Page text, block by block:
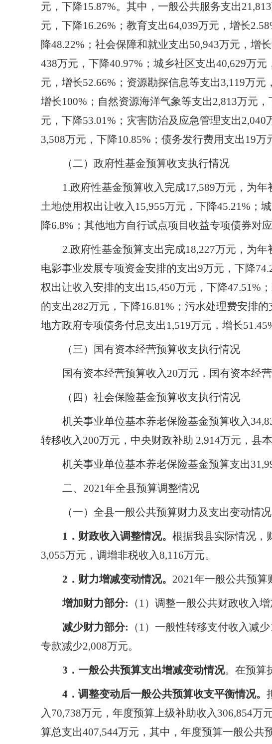
元，下降15.87%。其中，一般公共服务支出
元，下降16.26%；教育支出64,039万元，增长
降48.22%；社会保障和就业支出50,943万元，增
438万元，下降40.97%；城乡社区支出40,629万
元，增长52.66%；资源勘探信息等支出3,119万
增长100%；自然资源海洋气象等支出2,813万元
元，下降53.01%；灾害防治及应急管理支出
3,508万元，下降10.85%；债务发行费用支出19万
（二）政府性基金预算收支执行情况
1.政府性基金预算收入完成17,589万元，为
土地使用权出让收入15,955万元，下降45.21%；
降6.8%；其他地方自行试点项目收益专项债券对
2.政府性基金预算支出完成18,227万元，为
电影事业发展专项资金安排的支出9万元，下降
权出让收入安排的支出15,450万元，下降47.51%
的支出282万元，下降16.81%；污水处理费安排
地方政府专项债务付息支出1,519万元，增长
（三）国有资本经营预算收支执行情况
国有资本经营预算收入20万元，国有资本经
（四）社会保险基金预算收支执行情况
机关事业单位基本养老保险基金预算收入
转移收入200万元，中央财政补助 2,914万元，县
机关事业单位基本养老保险基金预算支出
二、 2021年全县预算调整情况
（一）全县一般公共预算财力及支出变动情况
1 ． 财政收入调整情况。 根据我县实际情况，
3,055万元，调增非税收入8,116万元。
2．财力增减变动情况。 2021年一般公共预算
增加财力部分: （ 1）调整一般公共财政收入增
减少财力部分: （ 1）一般性转移支付收入减
专款减少2,008万元。
3．一般公共预算支出增减变动情况。在预算
4．调整变动后一般公共预算收支平衡情况。
入70,738万元，年度预算上级补助收入306,854
算总支出407,544万元，其中，年度预算一般公共